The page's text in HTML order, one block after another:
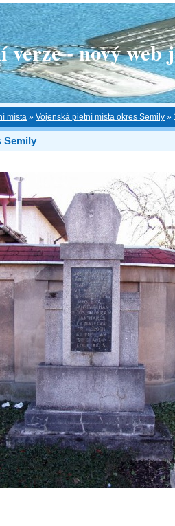
- nový web
místa » Vojenská pietní místa okres Semily »
Semily